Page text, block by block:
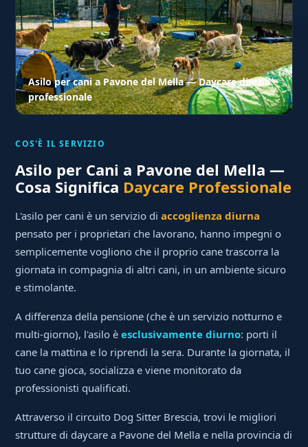
Asilo per cani a Pavone del Mella — Daycare diurno
professionale
COS'È IL SERVIZIO
Asilo per Cani a Pavone del Mella —
Cosa Significa Daycare Professionale
L'asilo per cani è un servizio diaccoglienza diurna
pensato per i proprietari che lavorano, hanno impegni o
semplicemente vogliono che il proprio cane trascorra la
giornata in compagnia di altri cani, in un ambiente sicuro
e stimolante.
A differenza della pensione (che è un servizio notturno e
multi-giorno), l'asilo èesclusivamente diurno: porti il
cane la mattina e lo riprendi la sera. Durante la giornata, il
tuo cane gioca, socializza e viene monitorato da
professionisti qualificati.
Attraverso il circuito Dog Sitter Brescia, trovi le migliori
strutture di daycare a Pavone del Mella e nella provincia di